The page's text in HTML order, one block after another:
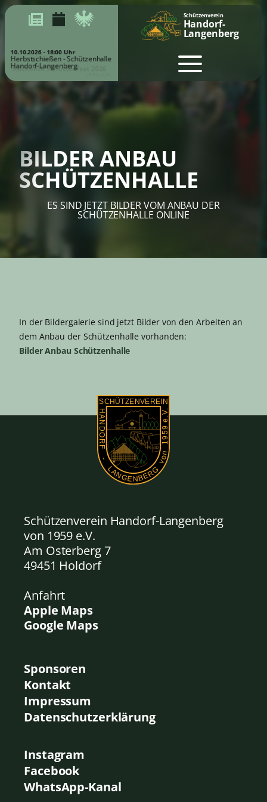
Schützenverein
Handorf-
Langenberg
Rückblick Schützenfest 2026
Herbstschießen - Schützenhalle
Handorf-Langenberg
BILDER ANBAU
SCHÜTZENHALLE
ES SIND JETZT BILDER VOM ANBAU DER
SCHÜTZENHALLE ONLINE
In der Bildergalerie sind jetzt Bilder von den Arbeiten an
dem Anbau der Schützenhalle vorhanden:
Bilder Anbau Schützenhalle
Schützenverein Handorf-Langenberg
von 1959 e.V.
Am Osterberg 7
49451 Holdorf
Anfahrt
Apple Maps
Google Maps
Sponsoren
Kontakt
Impressum
Datenschutzerklärung
Instagram
Facebook
WhatsApp-Kanal